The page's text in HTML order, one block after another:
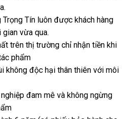
Trọng Tín luôn được khách hàng
vừa qua.
trên thị trường chỉ nhận tiền khi
phẩm
không độc hại thân thiên với môi
đam mê và không ngừng